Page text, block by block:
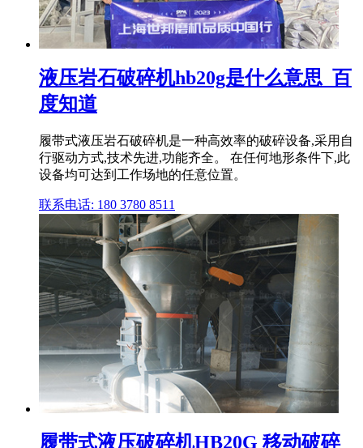
液压岩石破碎机hb20g是什么意思_百
度知道
履带式液压岩石破碎机是一种高效率的破碎设备,采用自
行驱动方式,技术先进,功能齐全。 在任何地形条件下,此
设备均可达到工作场地的任意位置。
联系电话: 180 3780 8511
履带式液压破碎机HB20G 移动破碎